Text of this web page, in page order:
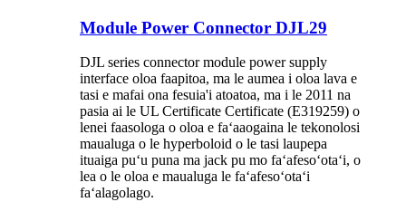
Module Power Connector DJL29
DJL series connector module power supply
interface oloa faapitoa, ma le aumea i oloa lava e
tasi e mafai ona fesuia'i atoatoa, ma i le 2011 na
pasia ai le UL Certificate Certificate (E319259) o
lenei faasologa o oloa e faʻaaogaina le tekonolosi
maualuga o le hyperboloid o le tasi laupepa
ituaiga puʻu puna ma jack pu mo faʻafesoʻotaʻi, o
lea o le oloa e maualuga le faʻafesoʻotaʻi
faʻalagolago.